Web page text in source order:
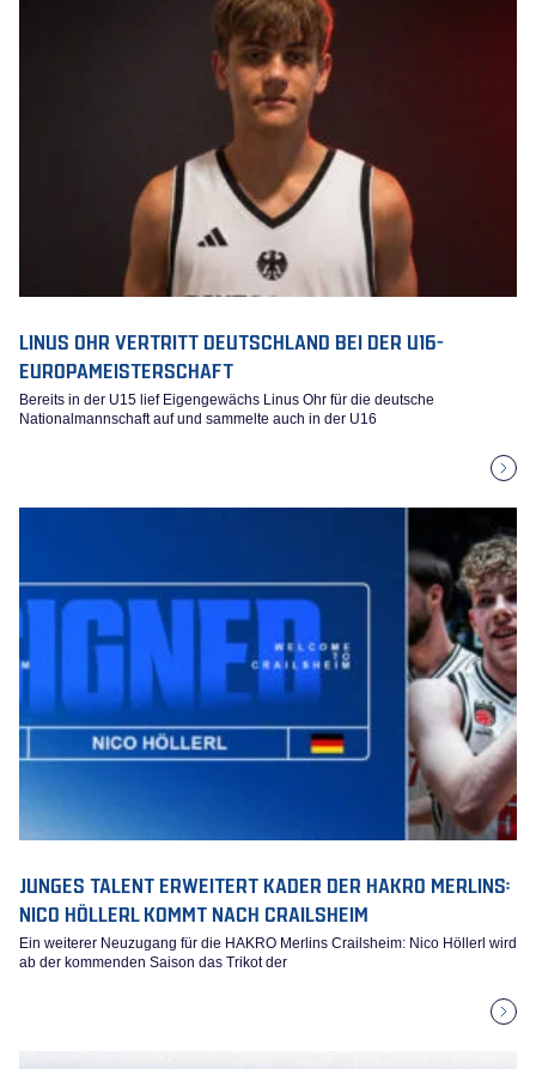
LINUS OHR VERTRITT DEUTSCHLAND BEI DER U16-
EUROPAMEISTERSCHAFT
Bereits in der U15 lief Eigengewächs Linus Ohr für die deutsche
Nationalmannschaft auf und sammelte auch in der U16
JUNGES TALENT ERWEITERT KADER DER HAKRO MERLINS:
NICO HÖLLERL KOMMT NACH CRAILSHEIM
Ein weiterer Neuzugang für die HAKRO Merlins Crailsheim: Nico Höllerl wird
ab der kommenden Saison das Trikot der